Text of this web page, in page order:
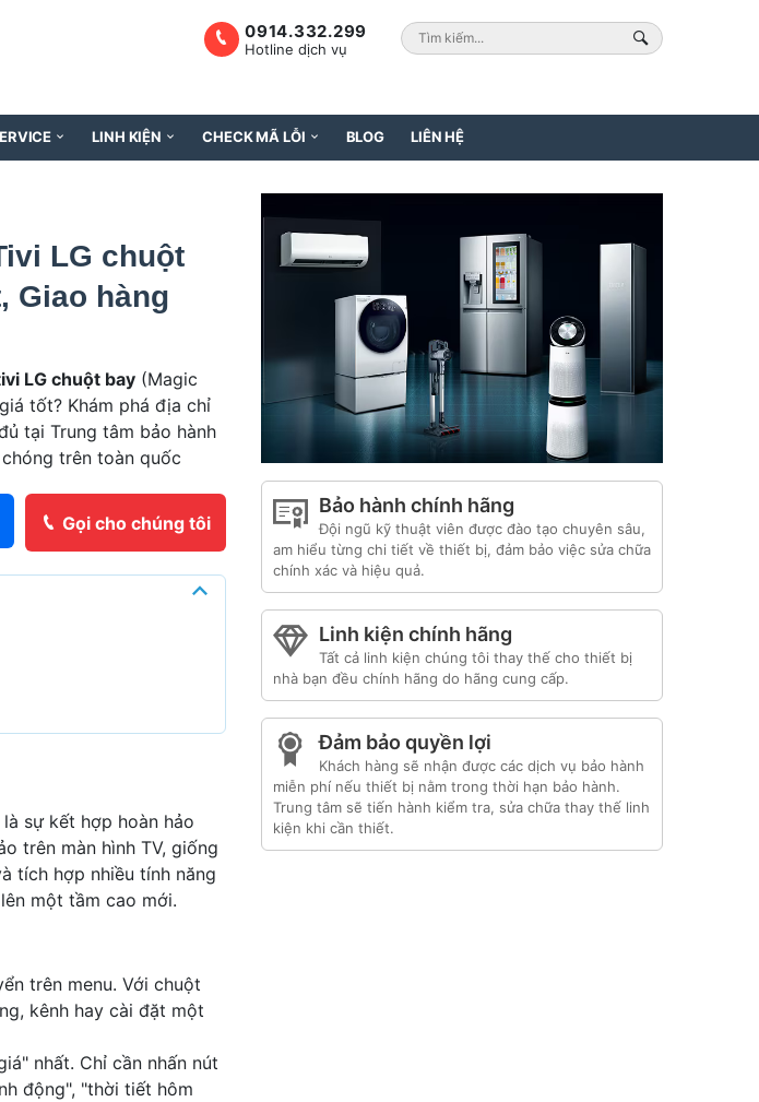
0914.332.299
Hotline dịch vụ
LINH KIỆN CHECK MÃ LỖI BLOG LIÊN HỆ
LG chuột
Giao hàng
LG chuột bay (Magic
tốt? Khám phá địa chỉ
tại Trung tâm bảo hành
trên toàn quốc
Gọi cho chúng tôi
sự kết hợp hoàn hảo
trên màn hình TV, giống
tích hợp nhiều tính năng
một tầm cao mới.
trên menu. Với chuột
kênh hay cài đặt một
nhất. Chỉ cần nhấn nút
động", "thời tiết hôm
Bảo hành chính hãng
Đội ngũ kỹ thuật viên được đào tạo chuyên sâu,
am hiểu từng chi tiết về thiết bị, đảm bảo việc sửa chữa
chính xác và hiệu quả.
Linh kiện chính hãng
Tất cả linh kiện chúng tôi thay thế cho thiết bị
nhà bạn đều chính hãng do hãng cung cấp.
Đảm bảo quyền lợi
Khách hàng sẽ nhận được các dịch vụ bảo hành
miễn phí nếu thiết bị nằm trong thời hạn bảo hành.
Trung tâm sẽ tiến hành kiểm tra, sửa chữa thay thế linh
kiện khi cần thiết.